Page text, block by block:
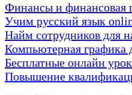
Финансы и финансовая
Учим русский язык
Найм сотрудников для
Компьютерная графика
Бесплатные онлайн
Повышение